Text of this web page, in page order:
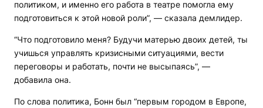
политиком, и именно его работа в театре помогла ему
подготовиться к этой новой роли”, — сказала демлидер.
“Что подготовило меня? Будучи матерью двоих детей, ты
учишься управлять кризисными ситуациями, вести
переговоры и работать, почти не высыпаясь”, —
добавила она.
По слова политика, Бонн был “первым городом в Европе,